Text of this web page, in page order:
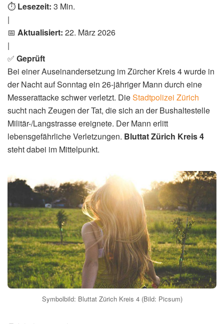
⏱️ Lesezeit: 3 Min.
|
📅 Aktualisiert: 22. März 2026
|
✅ Geprüft
Bei einer Auseinandersetzung im Zürcher Kreis 4 wurde in
der Nacht auf Sonntag ein 26-jähriger Mann durch eine
Messerattacke schwer verletzt. DieStadtpolizei Zürich
sucht nach Zeugen der Tat, die sich an der Bushaltestelle
Militär-/Langstrasse ereignete. Der Mann erlitt
lebensgefährliche Verletzungen. Bluttat Zürich Kreis 4
steht dabei im Mittelpunkt.
Symbolbild: Bluttat Zürich Kreis 4 (Bild: Picsum)